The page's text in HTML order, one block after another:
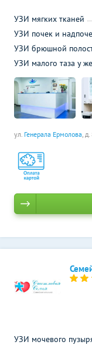
ул. Генерала Ермолова, д.
УЗИ мягких тканей
УЗИ почек и
УЗИ брюшной
УЗИ малого таза у
УЗИ мочевого